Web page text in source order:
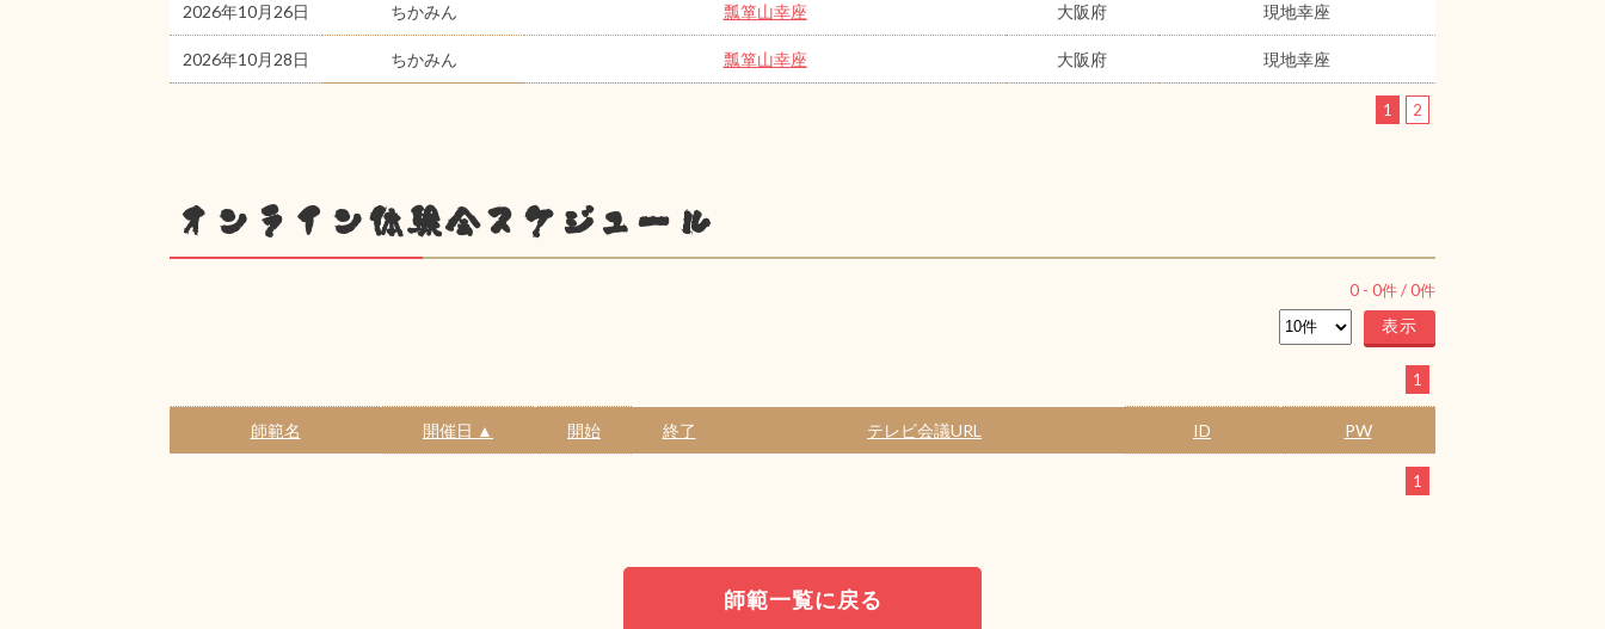
2026年10月26日 ちかみん 瓢箪山幸座 大阪府 現地幸座
2026年10月28日 ちかみん 瓢箪山幸座 大阪府 現地幸座
1 2
オンライン体験会スケジュール
0 - 0件 /0件
1
師範名 開催日 ▲ 開始 終了 テレビ会議URL ID PW
1
師範一覧に戻る